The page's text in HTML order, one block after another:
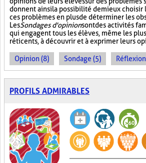
donnent ainsi la possibilité de mieux choisir
ces problèmes en plus de déterminer les
LesSondages d'opinionsont des activités
qui engagent tous les élèves, même les
réticents, à découvrir et à exprimer leurs
Opinion (8) Sondage (5)
PROFILS ADMIRABLES